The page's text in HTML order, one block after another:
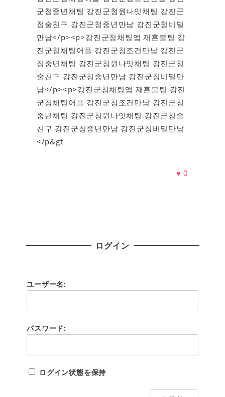
군청중년채팅 강진군청원나잇채팅 강진군
청술친구 강진군청중년만남 강진군청비밀
만남</p><p>강진군청채팅앱 재혼불팅 강
진군청채팅어플 강진군청조건만남 강진군
청중년채팅 강진군청원나잇채팅 강진군청
술친구 강진군청중년만남 강진군청비밀만
남</p><p>강진군청채팅앱 재혼불팅 강진
군청채팅어플 강진군청조건만남 강진군청
중년채팅 강진군청원나잇채팅 강진군청술
친구 강진군청중년만남 강진군청비밀만남
</p&gt
♥0
ログイン
ユーザー名:
パスワード:
ログイン状態を保持